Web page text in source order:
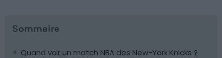
Sommaire
Quand voir un match NBA des New-York Knicks ?